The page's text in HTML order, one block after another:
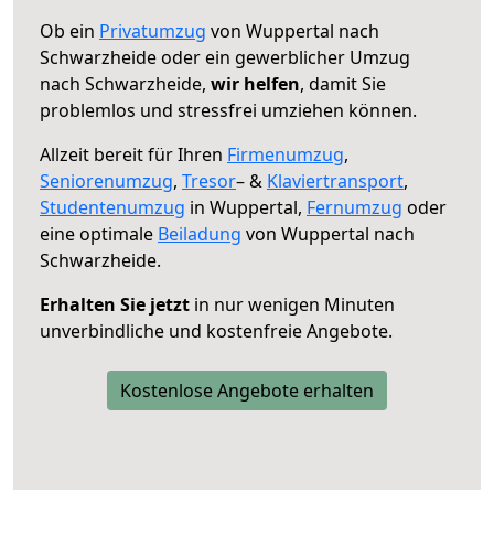
Ob ein Privatumzug von Wuppertal nach
Schwarzheide oder ein gewerblicher Umzug
nach Schwarzheide, wir helfen, damit Sie
problemlos und stressfrei umziehen können.
Allzeit bereit für Ihren Firmenumzug,
Seniorenumzug, Tresor– & Klaviertransport,
Studentenumzug in Wuppertal, Fernumzug oder
eine optimale Beiladung von Wuppertal nach
Schwarzheide.
Erhalten Sie jetzt in nur wenigen Minuten
unverbindliche und kostenfreie Angebote.
Kostenlose Angebote erhalten